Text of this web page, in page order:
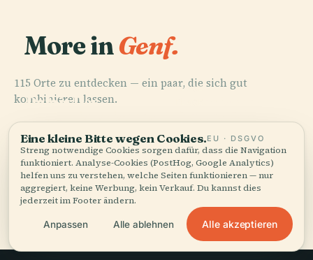
More inGenf.
115 Orte zu entdecken — ein paar, die sich gut
kombinieren lassen.
PLACE
Palais Des
PLACE
PLACE
Museum Genf
Sankt Peter
Alle 115 Orte in Genf
Eine kleine Bitte wegen Cookies.EU · DSGVO
Streng notwendige Cookies sorgen dafür, dass die Navigation
funktioniert. Analyse-Cookies (PostHog, Google Analytics)
helfen uns zu verstehen, welche Seiten funktionieren — nur
aggregiert, keine Werbung, kein Verkauf. Du kannst dies
jederzeit im Footer ändern.
Anpassen Alle ablehnen Alle akzeptieren